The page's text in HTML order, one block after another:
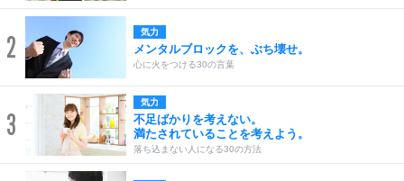
2 気力
メンタルブロックを、ぶち壊せ。
心に火をつける30の言葉
3
気力
不足ばかりを考えない。
満たされていることを考えよう。
落ち込まない人になる30の方法